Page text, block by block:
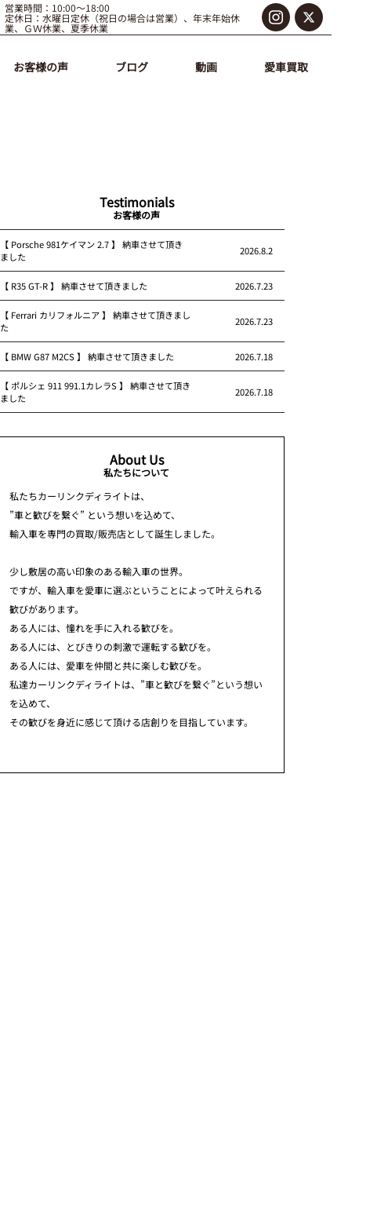
営業時間：10:00～18:00
定休日：水曜日定休（祝日の場合は営業）、年末年始休
業、ＧＷ休業、夏季休業
お客様の声 ブログ 動画 愛車買取
Testimonials
お客様の声
【 Porsche 981ケイマン 2.7 】 納車させて頂き
ました
2026.8.2
【 R35 GT-R 】 納車させて頂きました 2026.7.23
【 Ferrari カリフォルニア 】 納車させて頂きまし
た
2026.7.23
【 BMW G87 M2CS 】 納車させて頂きました 2026.7.18
【 ポルシェ 911 991.1カレラS 】 納車させて頂き
ました
2026.7.18
About Us
私たちについて
私たちカーリンクディライトは、
”車と歓びを繋ぐ” という想いを込めて、
輸入車を専門の買取/販売店として誕生しました。
少し敷居の高い印象のある輸入車の世界。
ですが、輸入車を愛車に選ぶということによって叶えられる
歓びがあります。
ある人には、憧れを手に入れる歓びを。
ある人には、とびきりの刺激で運転する歓びを。
ある人には、愛車を仲間と共に楽しむ歓びを。
私達カーリンクディライトは、”車と歓びを繋ぐ”という想い
を込めて、
その歓びを身近に感じて頂ける店創りを目指しています。